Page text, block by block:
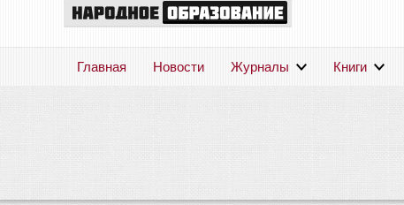
Главная Новости Журналы Книги